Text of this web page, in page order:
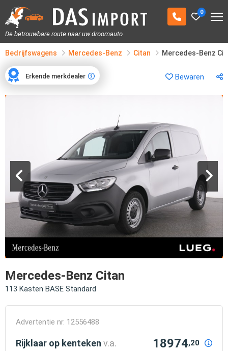
0
De betrouwbare route naar uw droomauto
Bedrijfswagens Mercedes-Benz Citan Mercedes-Benz
Bewaren
Erkende merkdealer
Erkende merkdealer
Mercedes-Benz Citan
113 Kasten BASE Standard
Advertentie nr. 12556488
Rijklaar op kenteken v.a. 18974,20